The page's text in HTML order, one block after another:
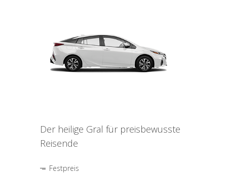
Der heilige Gral für preisbewusste
Reisende
Festpreis